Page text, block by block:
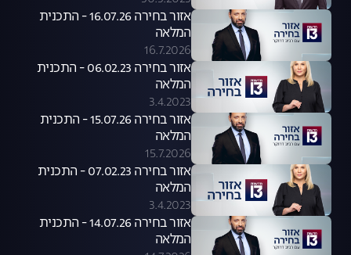
אזור בחירה 16.07.26 - התכנית
המלאה
16.7.2026
אזור בחירה 06.02.23 - התכנית
המלאה
3.4.2023
אזור בחירה 15.07.26 - התכנית
המלאה
15.7.2026
אזור בחירה 07.02.23 - התכנית
המלאה
3.4.2023
אזור בחירה 14.07.26 - התכנית
המלאה